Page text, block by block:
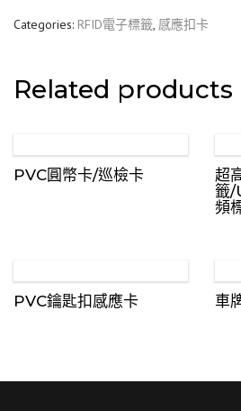
Categories: RFID電子標籤, 感應扣卡
Related products
PVC圓幣卡/巡檢卡
超
籤/
頻
PVC鑰匙扣感應卡 車